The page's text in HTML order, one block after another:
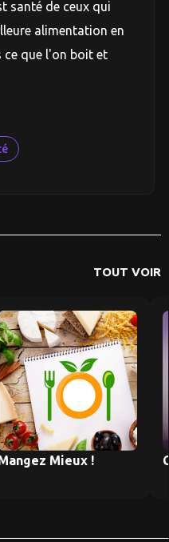
santé de ceux qui
alimentation en
ce que l'on boit et
TOUT VOIR
Mieux !